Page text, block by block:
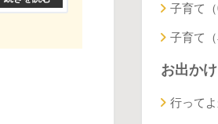
子育て（
子育て（
お出かけ
行ってよ